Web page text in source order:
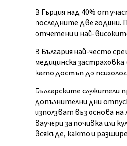
В Гърция над 40% от
последните две години.
отчетени и най-
В България най-често
медицинска
като достъп до
Българските служители
допълнителни дни
използват въз основа
ваучери за почивка или
всякъде, както и